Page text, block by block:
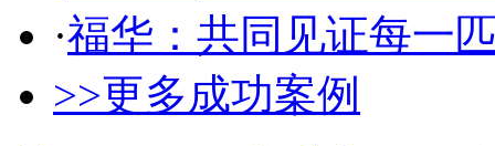
·福华：共同见证每一
>>更多成功案例